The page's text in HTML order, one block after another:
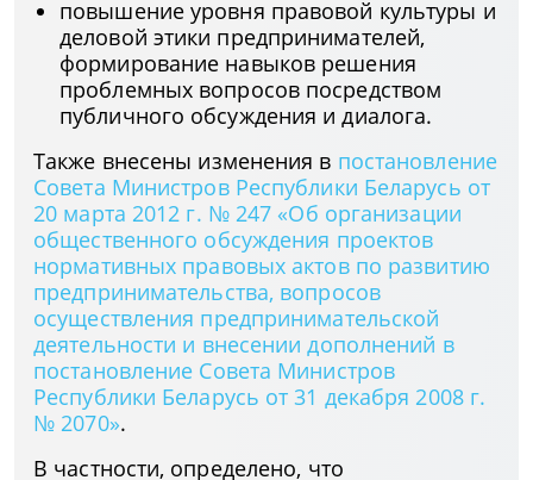
повышение уровня правовой культуры и
деловой этики предпринимателей,
формирование навыков решения
проблемных вопросов посредством
публичного обсуждения и диалога.
Также внесены изменения в постановление
Совета Министров Республики Беларусь от
20 марта 2012 г. № 247 «Об организации
общественного обсуждения проектов
нормативных правовых актов по развитию
предпринимательства, вопросов
осуществления предпринимательской
деятельности и внесении дополнений в
постановление Совета Министров
Республики Беларусь от 31 декабря 2008 г.
№ 2070».
В частности, определено, что